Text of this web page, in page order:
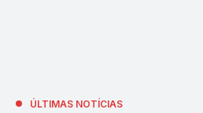
ÚLTIMAS NOTÍCIAS